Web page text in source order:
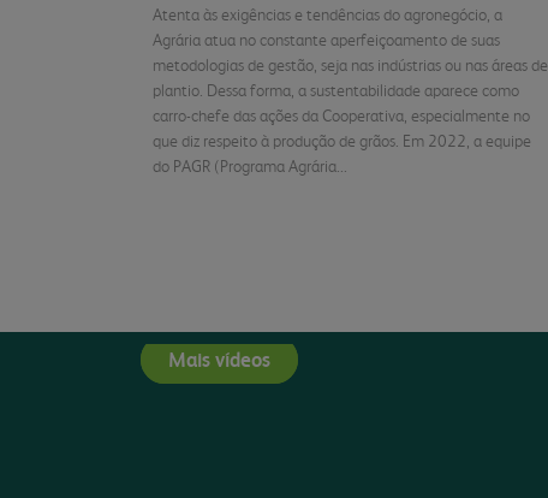
Atenta às exigências e tendências do agronegócio, a
Agrária atua no constante aperfeiçoamento de suas
metodologias de gestão, seja nas indústrias ou nas áreas de
plantio. Dessa forma, a sustentabilidade aparece como
carro-chefe das ações da Cooperativa, especialmente no
que diz respeito à produção de grãos. Em 2022, a equipe
do PAGR (Programa Agrária...
Mais vídeos